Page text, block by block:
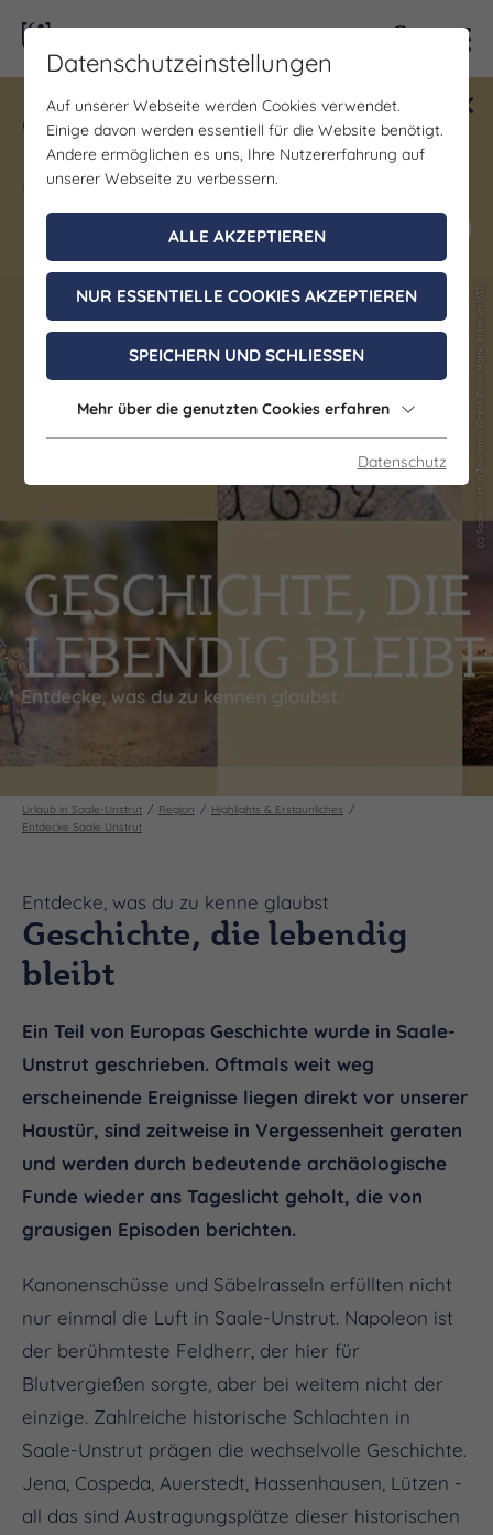
Gewinne ein Blind Date mit Saale-
Unstrut! Teilnahme vom 1.7. - 18.12.
möglich.
Jetzt mitmachen
(c) Saale-Unstrut Tourismus GmbH, Falko Matte, Museum 1632
(c) Saale-Unstrut Tourismus GmbH, Falko Matte, Museum 1632
Urlaub in Saale-Unstrut Region
Highlights & Erstaunliches
Entdecke Saale Unstrut
Entdecke, was du zu kenne glaubst
Geschichte, die lebendig
bleibt
Ein Teil von Europas Geschichte wurde in Saale-
Unstrut geschrieben. Oftmals weit weg
erscheinende Ereignisse liegen direkt vor unserer
Haustür, sind zeitweise in Vergessenheit geraten
und werden durch bedeutende archäologische
Funde wieder ans Tageslicht geholt, die von
grausigen Episoden berichten.
Kanonenschüsse und Säbelrasseln erfüllten nicht
nur einmal die Luft in Saale-Unstrut. Napoleon ist
der berühmteste Feldherr, der hier für
Blutvergießen sorgte, aber bei weitem nicht der
einzige. Zahlreiche historische Schlachten in
Saale-Unstrut prägen die wechselvolle Geschichte.
Jena, Cospeda, Auerstedt, Hassenhausen, Lützen -
all das sind Austragungsplätze dieser historischen
Datenschutzeinstellungen
Auf unserer Webseite werden Cookies verwendet.
Einige davon werden essentiell für die Website benötigt.
Andere ermöglichen es uns, Ihre Nutzererfahrung auf
unserer Webseite zu verbessern.
ALLE AKZEPTIEREN
NUR ESSENTIELLE COOKIES AKZEPTIEREN
SPEICHERN UND SCHLIESSEN
Mehr über die genutzten Cookies erfahren
Datenschutz